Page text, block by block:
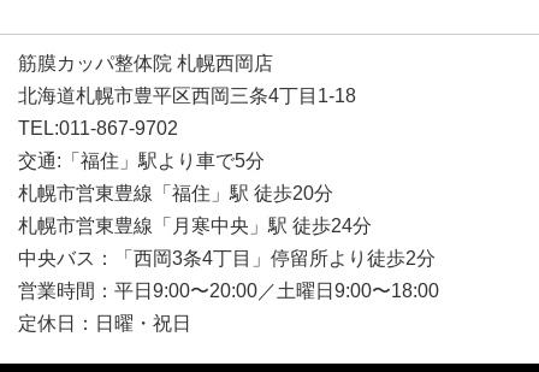
筋膜カッパ整体院 札幌西岡店
北海道札幌市豊平区西岡三条4丁目1-18
TEL:011-867-9702
交通:「福住」駅より車で5分
札幌市営東豊線「福住」駅 徒歩20分
札幌市営東豊線「月寒中央」駅 徒歩24分
中央バス：「西岡3条4丁目」停留所より徒歩2分
営業時間：平日9:00〜20:00／土曜日9:00〜18:00
定休日：日曜・祝日